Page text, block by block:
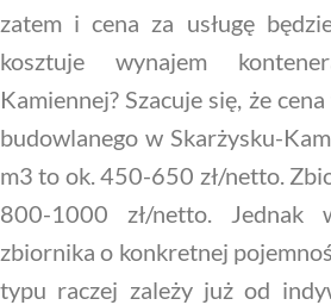
zatem i cena za usługę
kosztuje wynajem
Kamiennej? Szacuje się, że
budowlanego w Skarżysku-
m3 to ok. 450-650 zł/netto.
800-1000 zł/netto. Jednak
zbiornika o konkretnej
typu raczej zależy już od